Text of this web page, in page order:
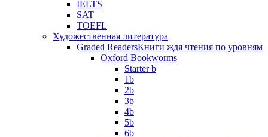
IELTS
SAT
TOEFL
Художественная литература
Graded ReadersКниги ждя чтения по уровням
Oxford Bookworms
Starter b
1b
2b
3b
4b
5b
6b